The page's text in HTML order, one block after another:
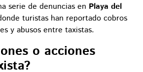
serie de denuncias en Playa del
turistas han reportado cobros
y abusos entre taxistas.
o acciones